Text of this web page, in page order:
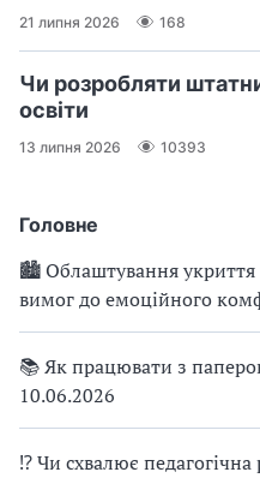
Головне
🏙 Облаштування
вимог до емоційного
📚 Як працювати з
10.06.2026
⁉ Чи схвалює педагогічна
21 липня 2026 168
Чи розробляти
освіти
13 липня 2026 10393